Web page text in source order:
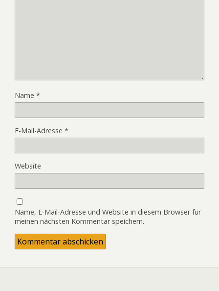
Name *
E-Mail-Adresse *
Website
Name, E-Mail-Adresse und Website in diesem Browser für
meinen nächsten Kommentar speichern.